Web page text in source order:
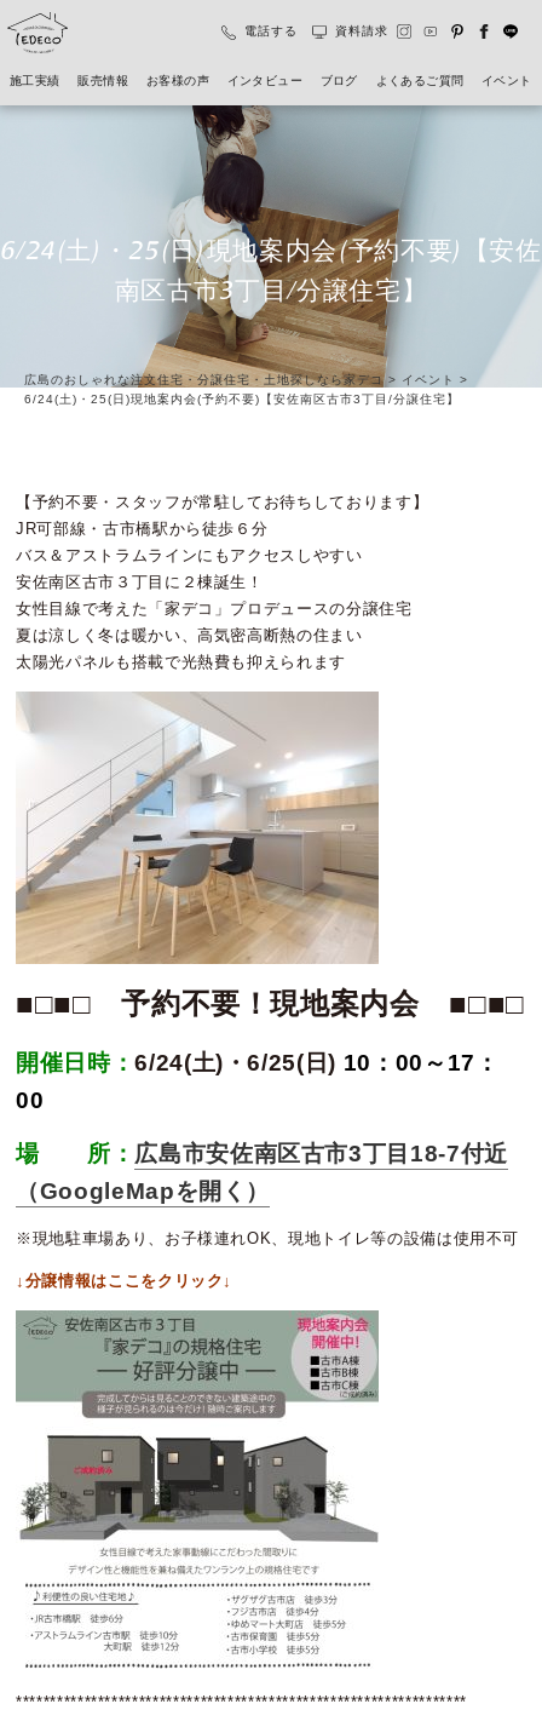
施工実績 販売情報 お客様の声 インタビュー ブログ よくあるご質問 イベント
電話する 資料請求
6/24(土)・25(日)現地案内会(予約不要)【安佐
南区古市3丁目/分譲住宅】
広島のおしゃれな注文住宅・分譲住宅・土地探しなら家デコ> イベント
>
6/24(土)・25(日)現地案内会(予約不要)【安佐南区古市3丁目/分譲住宅】
【予約不要・スタッフが常駐してお待ちしております】
JR可部線・古市橋駅から徒歩６分
バス＆アストラムラインにもアクセスしやすい
安佐南区古市３丁目に２棟誕生！
女性目線で考えた「家デコ」プロデュースの分譲住宅
夏は涼しく冬は暖かい、高気密高断熱の住まい
太陽光パネルも搭載で光熱費も抑えられます
■□■□ 予約不要！現地案内会 ■□■□
開催日時：6/24(土)・6/25(日) 10：00～17：
00
場 所： 広島市安佐南区古市3丁目18-7付近
（GoogleMapを開く）
※現地駐車場あり、お子様連れOK、現地トイレ等の設備は使用不可
↓分譲情報はここをクリック↓
******************************************************************